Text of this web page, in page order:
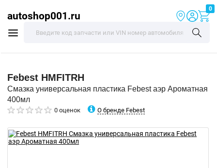
autoshop001.ru
0
Febest HMFITRH
Смазка универсальная пластика Febest аэр Ароматная
400мл
0 оценок О бренде Febest